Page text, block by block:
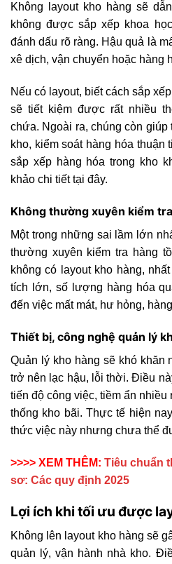
Không layout kho hàng sẽ
không được sắp xếp khoa
đánh dấu rõ ràng. Hậu quả là
xê dịch, vận chuyển hoặc hàng
Nếu có layout, biết cách sắp
sẽ tiết kiệm được rất nhiều
chứa. Ngoài ra, chúng còn giúp
kho, kiểm soát hàng hóa thuận
sắp xếp hàng hóa trong kho
khảo chi tiết tại đây.
Không thường xuyên kiểm
Một trong những sai lầm lớn
thường xuyên kiểm tra hàng
không có layout kho hàng,
tích lớn, số lượng hàng hóa
đến việc mất mát, hư hỏng,
Thiết bị, công nghệ quản lý
Quản lý kho hàng sẽ khó khăn
trở nên lạc hậu, lỗi thời. Điều
tiến độ công việc, tiềm ẩn
thống kho bãi. Thực tế hiện
thức việc này nhưng chưa thể
>>>> XEM THÊM: Tiêu chuẩn
sơ: Các quy định 2025
Lợi ích khi tối ưu được
Không lên layout kho hàng sẽ
quản lý, vận hành nhà kho.